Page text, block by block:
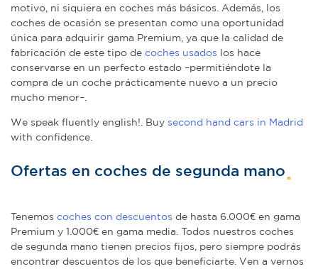
motivo, ni siquiera en coches más básicos. Además, los
coches de ocasión se presentan como una oportunidad
única para adquirir gama Premium, ya que la calidad de
fabricación de este tipo de coches usados los hace
conservarse en un perfecto estado –permitiéndote la
compra de un coche prácticamente nuevo a un precio
mucho menor–.
We speak fluently english!. Buy second hand cars in Madrid
with confidence.
Ofertas en coches de segunda mano
Tenemos coches con descuentos de hasta 6.000€ en gama
Premium y 1.000€ en gama media. Todos nuestros coches
de segunda mano tienen precios fijos, pero siempre podrás
encontrar descuentos de los que beneficiarte. Ven a vernos